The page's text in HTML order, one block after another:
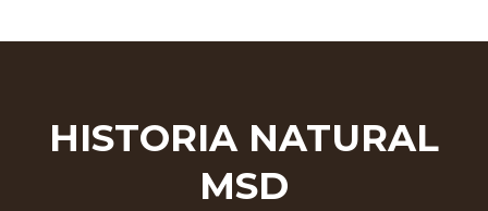
HISTORIA NATURAL
MSD